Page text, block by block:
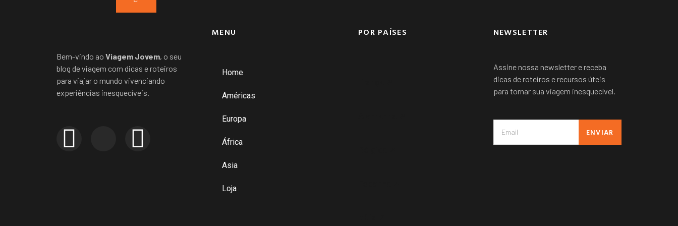
Bem-vindo ao Viagem Jovem, o seu
blog de viagem com dicas e roteiros
para viajar o mundo vivenciando
experiências inesquecíveis.
MENU
Home
Américas
Europa
África
Asia
Loja
POR PAÍSES NEWSLETTER
Assine nossa newsletter e receba
dicas de roteiros e recursos úteis
para tornar sua viagem inesquecível.
ENVIAR